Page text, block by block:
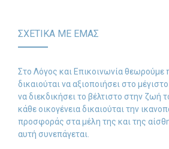
ΣΧΕΤΙΚΑ ΜΕ ΕΜΑΣ
Στο Λόγος και Επικοινωνία θεωρούμε
δικαιούται να αξιοποιήσει στο
να διεκδικήσει το βέλτιστο στην
κάθε οικογένεια δικαιούται την
προσφοράς στα μέλη της και της
αυτή συνεπάγεται.